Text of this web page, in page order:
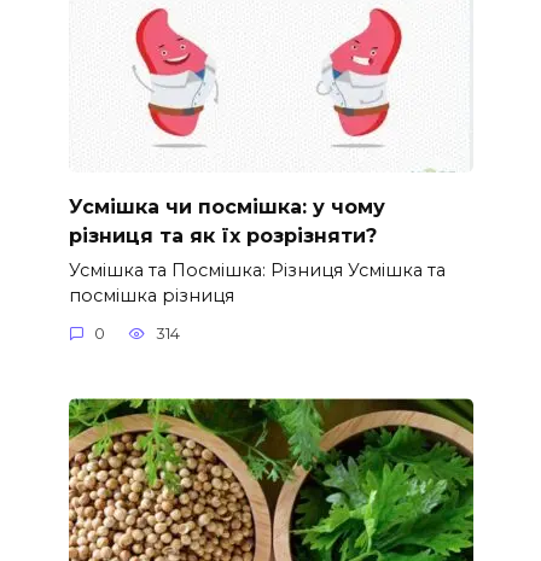
Усмішка чи посмішка: у чому
різниця та як їх розрізняти?
Усмішка та Посмішка: Різниця Усмішка та
посмішка різниця
0 314